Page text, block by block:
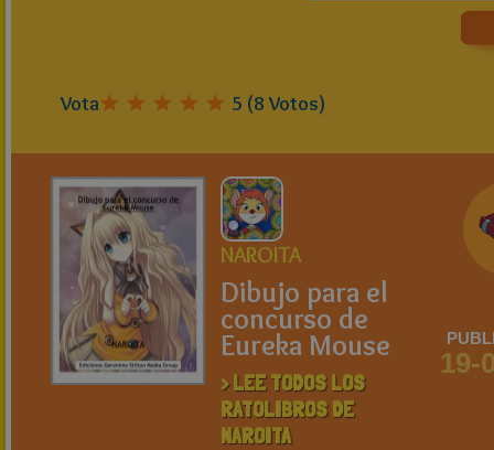
Vota 5 (8Votos)
NAROITA
Dibujo para el
concurso de
Eureka Mouse
> LEE TODOS LOS
RATOLIBROS DE
NAROITA
19-